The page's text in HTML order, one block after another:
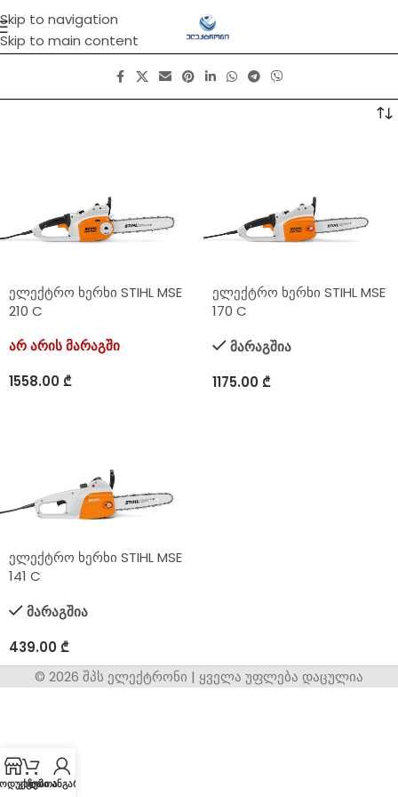
Skip to navigation
Skip to main content
ელექტრო ხერხი STIHL MSE
210 C
არ არის მარაგში
1558.00₾
ელექტრო ხერხი STIHL MSE
170 C
მარაგშია
1175.00₾
ელექტრო ხერხი STIHL MSE
141 C
მარაგშია
439.00₾
© 2026 შპს ელექტრონი | ყველა უფლება დაცულია
კალათა
ჩემი ანგარიში